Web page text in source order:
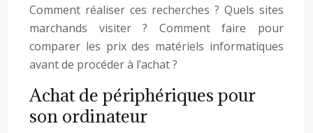
Comment réaliser ces recherches ? Quels sites
marchands visiter ? Comment faire pour
comparer les prix des matériels informatiques
avant de procéder à l’achat ?
Achat de périphériques pour
son ordinateur